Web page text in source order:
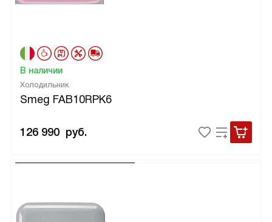
Холодильник
Smeg FAB10RPK6
В наличии
126 990 руб.